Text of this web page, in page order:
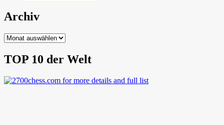
Archiv
Archiv
TOP 10 der Welt